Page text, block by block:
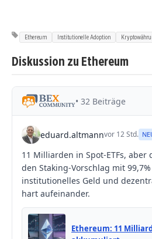
Ethereum Institutionelle Adoption
Diskussion zu Ethereum